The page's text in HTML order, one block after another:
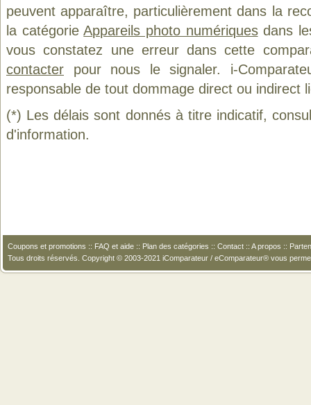
peuvent apparaître, particulièrement dans la
la catégorieAppareils photo numériquesdans
vous constatez une erreur dans cette
contacter pour nous le signaler. i-
responsable de tout dommage direct ou indirect
(*) Les délais sont donnés à titre indicatif,
d'information.
Coupons et promotions :: FAQ et aide :: Plan des catégories :: Contact :: A propos ::
Tous droits réservés. Copyright © 2003-2021 iComparateur / eComparateur® vous